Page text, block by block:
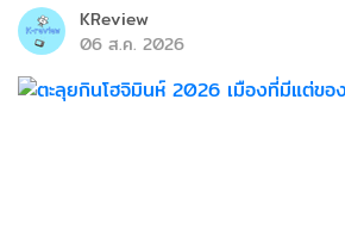
KReview
06 ส.ค. 2026